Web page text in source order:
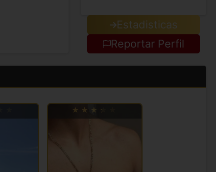
Estadisticas
Reportar Perfil